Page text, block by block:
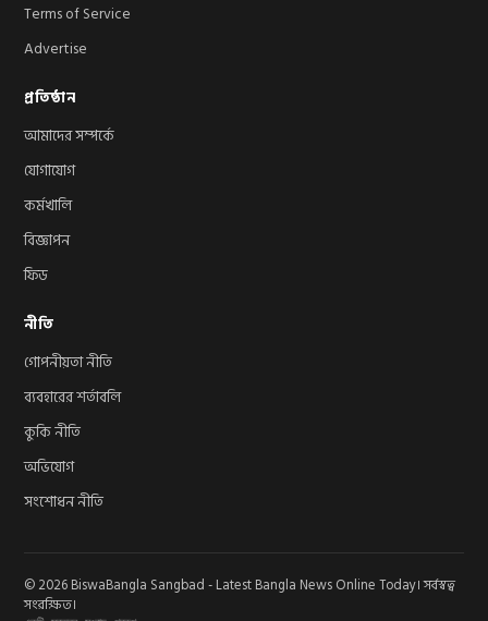
Terms of Service
Advertise
প্রতিষ্ঠান
আমাদের সম্পর্কে
যোগাযোগ
কর্মখালি
বিজ্ঞাপন
ফিড
নীতি
গোপনীয়তা নীতি
ব্যবহারের শর্তাবলি
কুকি নীতি
অভিযোগ
সংশোধন নীতি
© 2026 BiswaBangla Sangbad - Latest Bangla News Online Today। সর্বস্বত্ব
সংরক্ষিত।